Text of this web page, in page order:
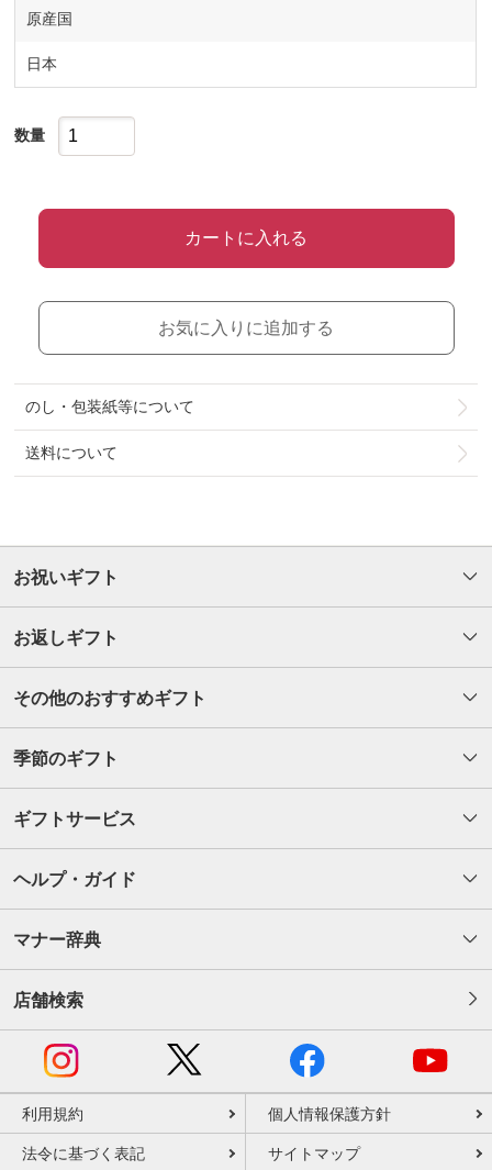
原産国
日本
数量
カートに入れる
お気に入りに追加する
のし・包装紙等について
送料について
お祝いギフト
お返しギフト
その他のおすすめギフト
季節のギフト
ギフトサービス
ヘルプ・ガイド
マナー辞典
店舗検索
利用規約 個人情報保護方針
法令に基づく表記 サイトマップ